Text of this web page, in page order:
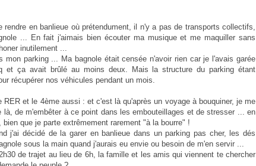
en banlieue où prétendument, il n'y a pas de transports collectifs,
... En fait j'aimais bien écouter ma musique et me maquiller sans
inutilement ...
parking ... Ma bagnole était censée n'avoir rien car je l'avais garée
et ça avait brûlé au moins deux. Mais la structure du parking étant
récupérer nos véhicules pendant un mois.
RER et le 4ème aussi : et c'est là qu'après un voyage à bouquiner, je me
de m'embêter à ce point dans les embouteillages et de stresser ... en
que je parte extrêmement rarement "à la bourre" !
j'ai décidé de la garer en banlieue dans un parking pas cher, les dés
sous la main quand j'aurais eu envie ou besoin de m'en servir ...
de trajet au lieu de 6h, la famille et les amis qui viennent te chercher